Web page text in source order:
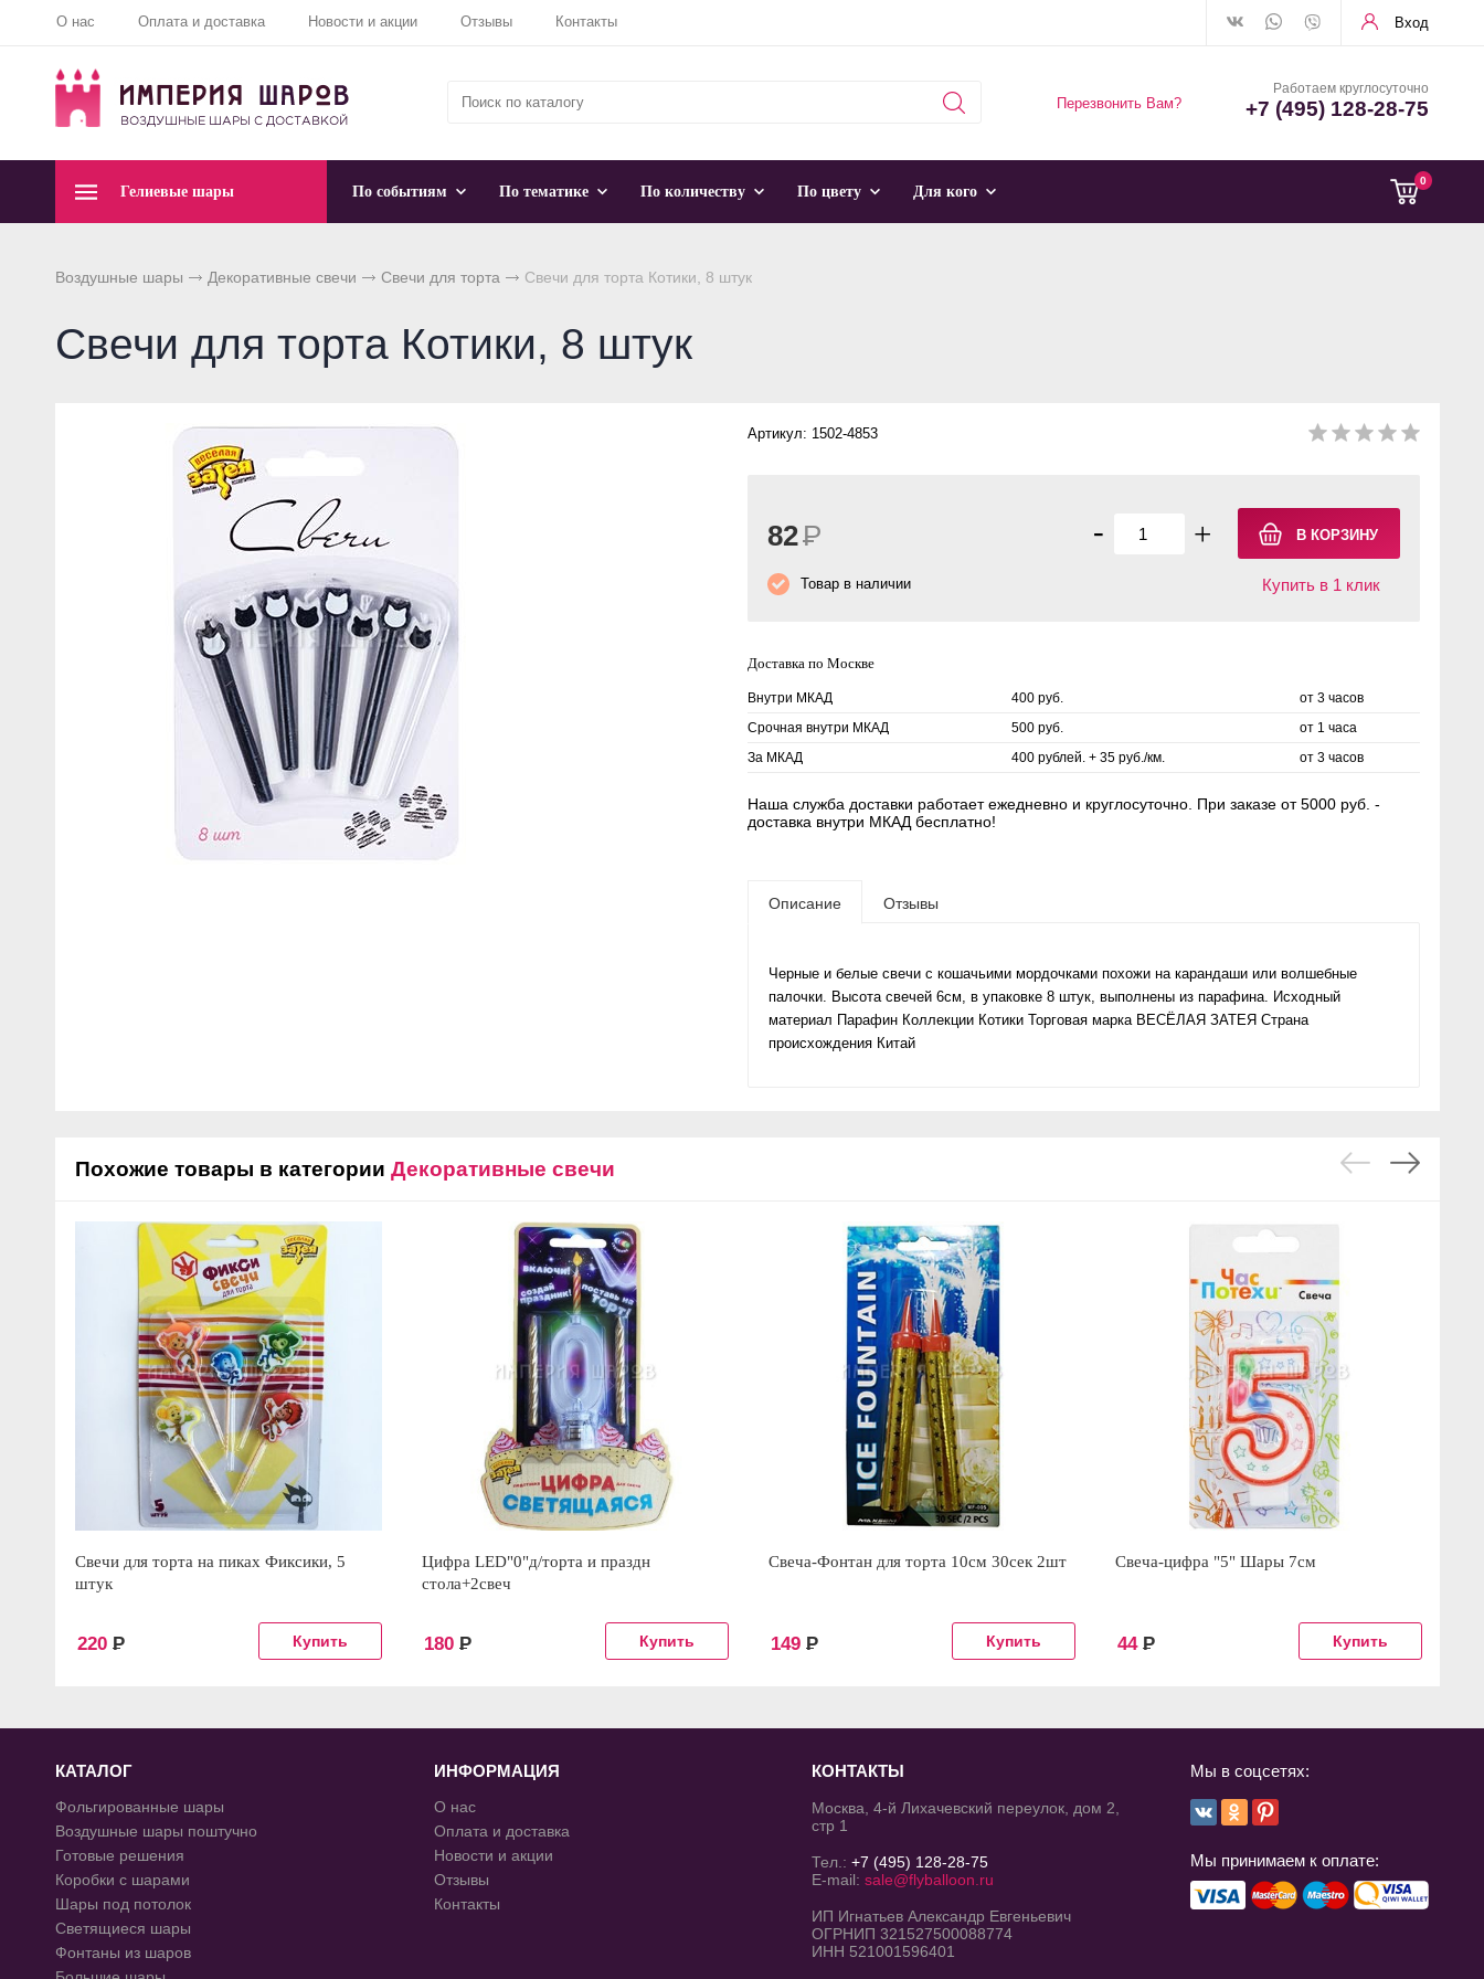
О нас Оплата и доставка Новости и акции Отзывы Контакты Вход
Перезвонить Вам?
Работаем круглосуточно
+7 (495) 128-28-75
0
Гелиевые шары По событиям По тематике По количеству По цвету Для кого
Воздушные шары Декоративные свечи Свечи для торта Свечи для торта Котики, 8 штук
Свечи для торта Котики, 8 штук
Артикул: 1502-4853
- +
Купить в 1 клик
82Р
Товар в наличии
Доставка по Москве
Внутри МКАД 400 руб.
от 3 часов
Срочная внутри МКАД
500 руб.
от 1 часа
За МКАД
400 рублей. + 35 руб./км. от 3 часов
Наша служба доставки работает ежедневно и круглосуточно. При заказе от 5000 руб. -
доставка внутри МКАД бесплатно!
Описание Отзывы
Черные и белые свечи с кошачьими мордочками похожи на карандаши или волшебные
палочки. Высота свечей 6см, в упаковке 8 штук, выполнены из парафина. Исходный
материал Парафин Коллекции Котики Торговая марка ВЕСЁЛАЯ ЗАТЕЯ Страна
происхождения Китай
Похожие товары в категории Декоративные свечи
Свечи для торта на пиках Фиксики, 5
штук
220 Р
Цифра LED"0"д/торта и праздн
стола+2свеч
180 Р
Свеча-Фонтан для торта 10см 30сек 2шт
149 Р
Свеча-цифра "5" Шары 7см
44 Р
КАТАЛОГ
Фольгированные шары
Воздушные шары поштучно
Готовые решения
Коробки с шарами
Шары под потолок
Светящиеся шары
Фонтаны из шаров
ИНФОРМАЦИЯ
О нас
Оплата и доставка
Новости и акции
Отзывы
Контакты
КОНТАКТЫ
Москва, 4-й Лихачевский переулок, дом 2,
стр 1
Тел.:+7 (495) 128-28-75
E-mail:sale@flyballoon.ru
ИП Игнатьев Александр Евгеньевич
ОГРНИП 321527500088774
ИНН 521001596401
Мы в соцсетях:
Мы принимаем к оплате: